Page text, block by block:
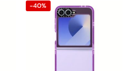
2,890 ฿.2,023 ฿.
-40%